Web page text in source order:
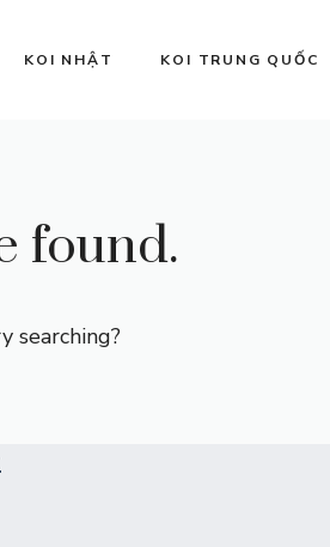
KOI NHẬT KOI TRUNG QUỐC
found.
searching?